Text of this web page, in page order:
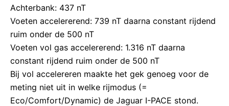
Achterbank: 437 nT
Voeten accelererend: 739 nT daarna constant rijdend
ruim onder de 500 nT
Voeten vol gas accelererend: 1.316 nT daarna
constant rijdend ruim onder de 500 nT
Bij vol accelereren maakte het gek genoeg voor de
meting niet uit in welke rijmodus (=
Eco/Comfort/Dynamic) de Jaguar I-PACE stond.